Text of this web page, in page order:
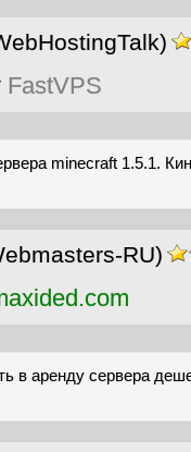
FastVPS
minecraft 1.5.1.
RU)
в аренду сервера